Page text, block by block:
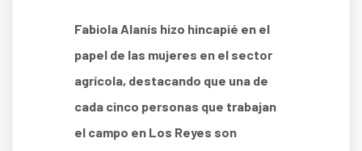
Fabiola Alanís hizo hincapié en el
papel de las mujeres en el sector
agrícola, destacando que una de
cada cinco personas que trabajan
el campo en Los Reyes son